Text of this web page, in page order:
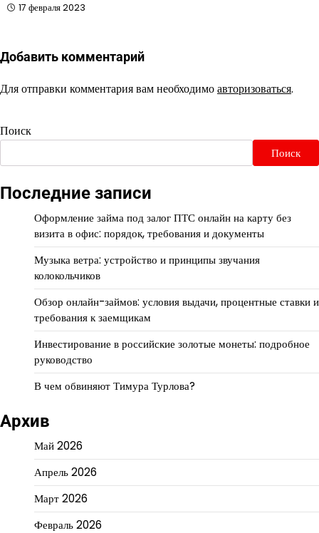
17 февраля 2023
Добавить комментарий
Для отправки комментария вам необходимоавторизоваться.
Поиск
Поиск
Последние записи
Оформление займа под залог ПТС онлайн на карту без
визита в офис: порядок, требования и документы
Музыка ветра: устройство и принципы звучания
колокольчиков
Обзор онлайн-займов: условия выдачи, процентные ставки и
требования к заемщикам
Инвестирование в российские золотые монеты: подробное
руководство
В чем обвиняют Тимура Турлова?
Архив
Май 2026
Апрель 2026
Март 2026
Февраль 2026